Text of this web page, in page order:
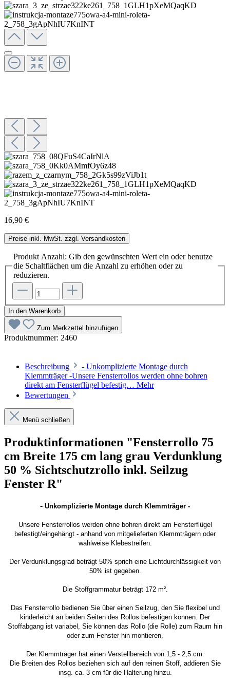
16,90 €
Preise inkl. MwSt. zzgl. Versandkosten
Produkt Anzahl: Gib den gewünschten Wert ein oder benutze
die Schaltflächen um die Anzahl zu erhöhen oder zu
reduzieren.
In den Warenkorb
Zum Merkzettel hinzufügen
Produktnummer: 2460
Beschreibung
- Unkomplizierte Montage durch
Klemmträger -Unsere Fensterrollos werden ohne bohren
direkt am Fensterflügel befestig… Mehr
Bewertungen
Menü schließen
Produktinformationen "Fensterrollo 75
cm Breite 175 cm lang grau Verdunklung
50 % Sichtschutzrollo inkl. Seilzug
Fenster R"
- Unkomplizierte Montage durch Klemmträger -
Unsere Fensterrollos werden ohne bohren direkt am Fensterflügel
befestigt/eingehängt - anhand von mitgelieferten Klemmträgern oder
wahlweise Klebestreifen.
Der Verdunklungsgrad beträgt 50% sprich eine Lichtdurchlässigkeit von
50% ist gegeben.
Die Stoffgrammatur beträgt 172 m².
Das Fensterrollo bedienen Sie über einen Seilzug, den Sie flexibel und
kinderleicht an beiden Seiten des Rollos befestigen können. Der
Stoffabgang ist variabel, Sie können das Rollo (die Rolle) zum Raum hin
oder zum Fenster hin montieren.
Der Klemmträger hat einen Verstellbereich von 1,5 - 2,5 cm.
Die Breiten des Rollos beziehen sich auf den reinen Stoff, addieren Sie
insg. ca. 3 cm für die Halterung hinzu.